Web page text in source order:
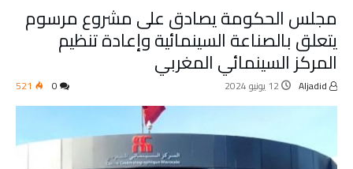
مجلس الحكومة يصادق على مشروع مرسوم
يتعلق بالصناعة السينمائية وإعادة تنظيم
المركز السينمائي المغربي
12 يونيو 2024 521